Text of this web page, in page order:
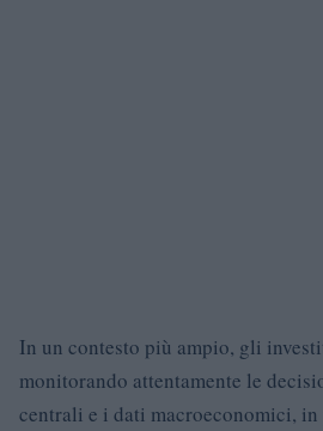
In un contesto più ampio, gli
monitorando attentamente le
centrali e i dati macroeconomici,